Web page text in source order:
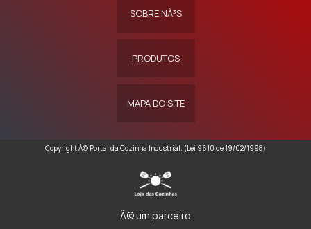
SOBRE NÃ³S
PRODUTOS
MAPA DO SITE
Copyright Â© Portal da Cozinha Industrial. (Lei 9610 de 19/02/1998)
Ã© um parceiro